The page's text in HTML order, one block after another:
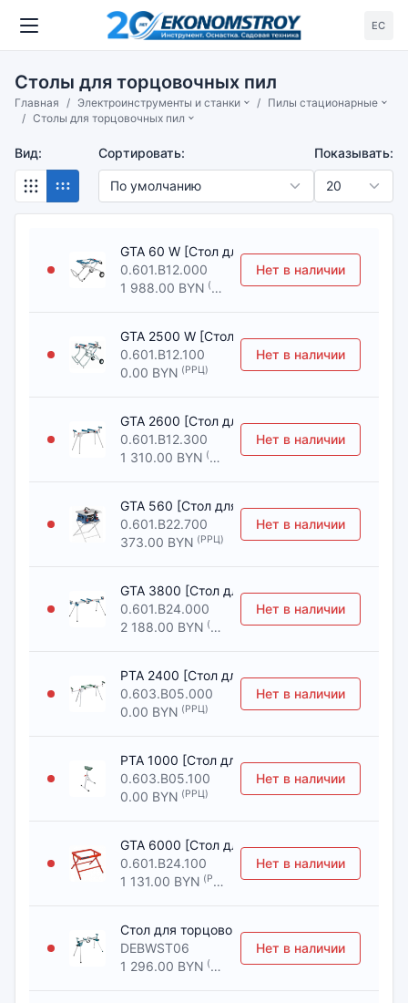
ЕС
Столы для торцовочных пил
Главная Электроинструменты и станки
Пилы стационарные
Столы для торцовочных пил
Вид: Сортировать: Показывать:
GTA 60 W [Стол для торцовочных пил
0.601.B12.000
1 988.00 BYN (РРЦ)
Нет в наличии
GTA 2500 W [Стол для торцовочных пил
0.601.B12.100
0.00 BYN (РРЦ)
Нет в наличии
GTA 2600 [Стол для торцовочных пил
0.601.B12.300
1 310.00 BYN (РРЦ)
Нет в наличии
GTA 560 [Стол для торцовочных пил BOSCH]
0.601.B22.700
373.00 BYN (РРЦ)
Нет в наличии
GTA 3800 [Стол для торцовочных пил
0.601.B24.000
2 188.00 BYN (РРЦ)
Нет в наличии
PTA 2400 [Стол для торцовочных пил
0.603.B05.000
0.00 BYN (РРЦ)
Нет в наличии
PTA 1000 [Стол для торцовочных пил BOSCH]
0.603.B05.100
0.00 BYN (РРЦ)
Нет в наличии
GTA 6000 [Стол для торцовочных пил
0.601.B24.100
1 131.00 BYN (РРЦ)
Нет в наличии
Стол для торцовочных пил 2550 мм для
DEBWST06
1 296.00 BYN (РРЦ)
Нет в наличии